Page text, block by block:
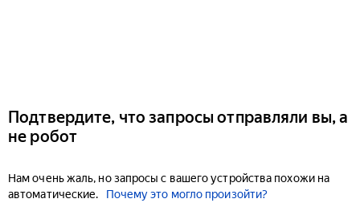
Подтвердите, что запросы отправляли вы, а
не робот
Нам очень жаль, но запросы с вашего устройства похожи на
автоматические.
Почему это могло произойти?